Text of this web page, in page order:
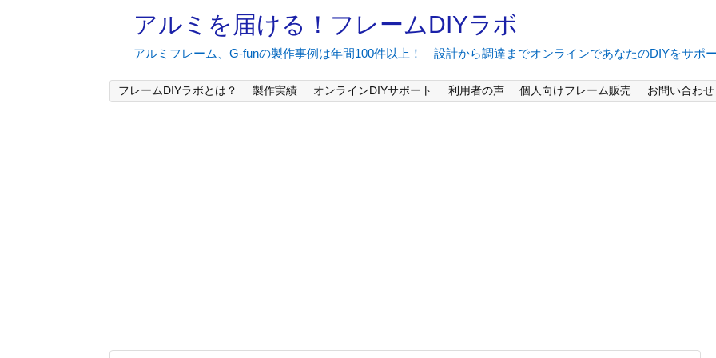
アルミを届ける！フレームDIYラボ
アルミフレーム、G-funの製作事例は年間100件以上！ 設計から調達までオンラインであなたのDIYをサポ
フレームDIYラボとは？ 製作実績 オンラインDIYサポート 利用者の声 個人向けフレーム販売 お問い合わせ